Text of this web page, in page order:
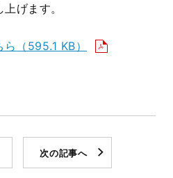
げます。
ら （595.1 KB）
次の記事へ